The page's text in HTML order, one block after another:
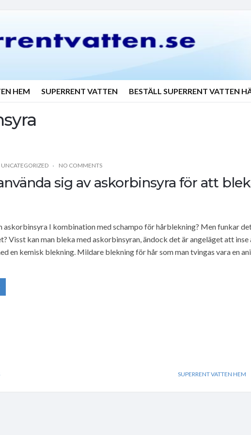
HEM SUPERRENT VATTEN BESTÄLL SUPERRENT VATTEN
UNCATEGORIZED NO COMMENTS
sig av askorbinsyra för att
askorbinsyra I kombination med schampo för hårblekning? Men funkar
Visst kan man bleka med askorbinsyran, ändock det är angeläget att inse
en kemisk blekning. Mildare blekning för hår som man tvingas vara en
SUPERRENT VATTEN HEM